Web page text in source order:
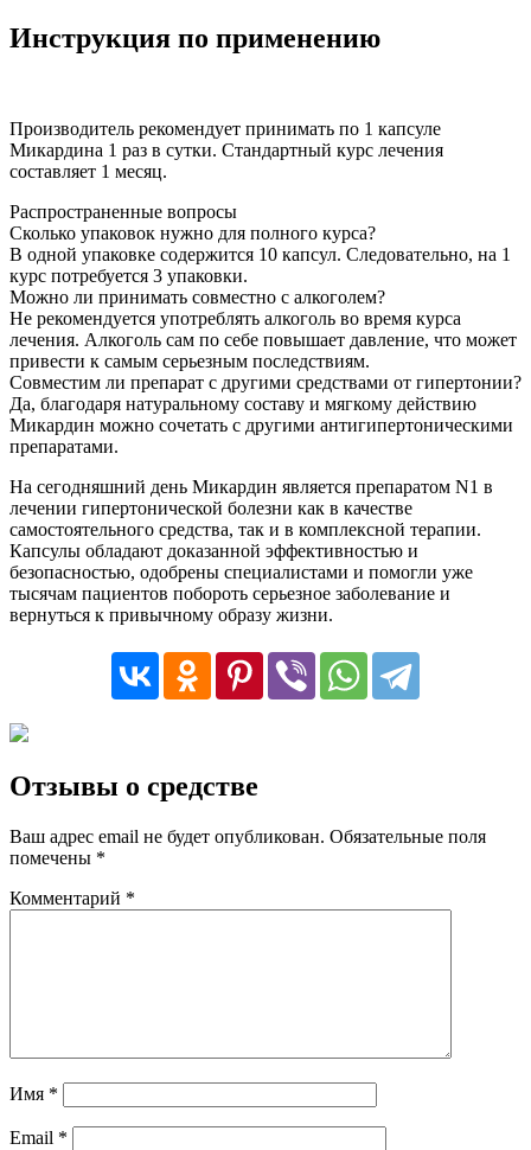
Инструкция по применению
Производитель рекомендует принимать по 1 капсуле
Микардина 1 раз в сутки. Стандартный курс лечения
составляет 1 месяц.
Распространенные вопросы
Сколько упаковок нужно для полного курса?
В одной упаковке содержится 10 капсул. Следовательно, на 1
курс потребуется 3 упаковки.
Можно ли принимать совместно с алкоголем?
Не рекомендуется употреблять алкоголь во время курса
лечения. Алкоголь сам по себе повышает давление, что может
привести к самым серьезным последствиям.
Совместим ли препарат с другими средствами от гипертонии?
Да, благодаря натуральному составу и мягкому действию
Микардин можно сочетать с другими антигипертоническими
препаратами.
На сегодняшний день Микардин является препаратом N1 в
лечении гипертонической болезни как в качестве
самостоятельного средства, так и в комплексной терапии.
Капсулы обладают доказанной эффективностью и
безопасностью, одобрены специалистами и помогли уже
тысячам пациентов побороть серьезное заболевание и
вернуться к привычному образу жизни.
Отзывы о средстве
Ваш адрес email не будет опубликован. Обязательные поля
помечены *
Комментарий *
Имя *
Email *